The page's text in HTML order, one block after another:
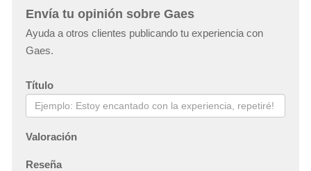
Envía tu opinión sobre Gaes
Ayuda a otros clientes publicando tu experiencia con
Gaes.
Título
Valoración
Reseña